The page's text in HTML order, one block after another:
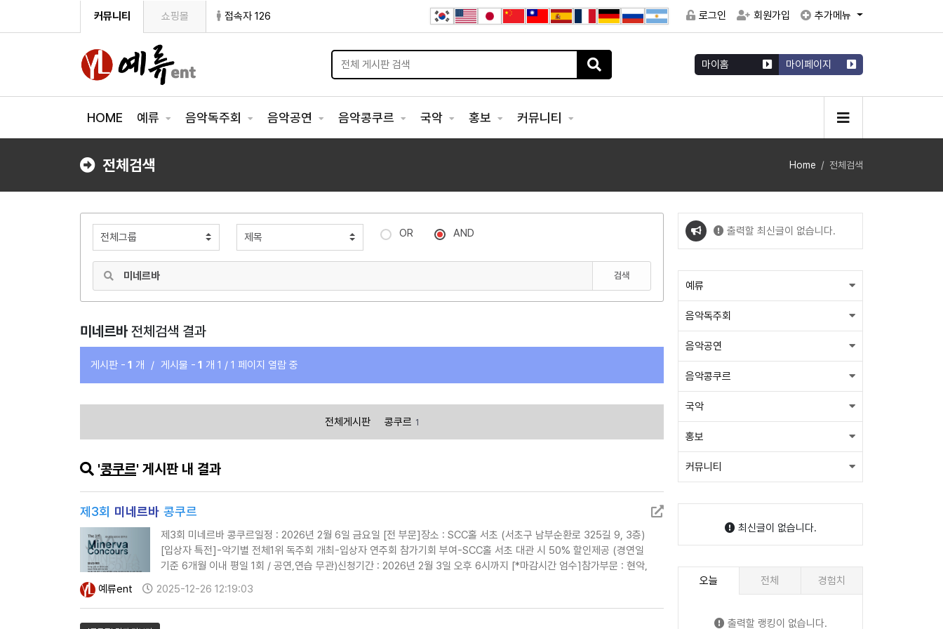
커뮤니티 쇼핑몰 접속자 126 로그인 회원가입 추가메뉴
마이홈 마이페이지
HOME 예류 음악독주회 음악공연 음악콩쿠르 국악 홍보 커뮤니티
전체검색 Home 전체검색
OR AND
검색
미네르바전체검색 결과
게시판 - 1 개 / 게시물 - 1 개 1 / 1 페이지 열람 중
전체게시판 콩쿠르 1
'콩쿠르' 게시판 내 결과
제3회 미네르바 콩쿠르
제3회 미네르바 콩쿠르일정 : 2026년 2월 6일 금요일 [전 부문]장소 : SCC홀 서초 (서초구 남부순환로 325길 9, 3층)
[입상자 특전]-악기별 전체1위 독주회 개최-입상자 연주회 참가기회 부여-SCC홀 서초 대관 시 50% 할인제공 (경연일
기준 6개월 이내 평일 1회 / 공연,연습 무관)신청기간 : 2026년 2월 3일 오후 6시까지 [*마감시간 엄수]참가부문 : 현악,
*2곡 이상 …
예류ent 2025-12-26 12:19:03
출력할 최신글이 없습니다.
예류
음악독주회
음악공연
음악콩쿠르
국악
홍보
커뮤니티
최신글이 없습니다.
오늘 전체 경험치
출력할 랭킹이 없습니다.